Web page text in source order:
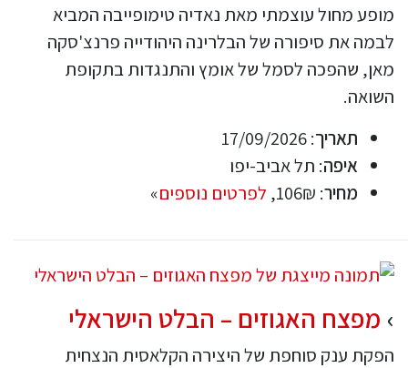
מופע מחול עוצמתי מאת נאדיה טימופייבה המביא
לבמה את סיפורה של הבלרינה היהודייה פרנצ'סקה
מאן, שהפכה לסמל של אומץ והתנגדות בתקופת
השואה.
תאריך: 17/09/2026
איפה: תל אביב-יפו
מחיר: 106₪, לפרטים נוספים»
מפצח האגוזים – הבלט הישראלי
הפקת ענק סוחפת של היצירה הקלאסית הנצחית